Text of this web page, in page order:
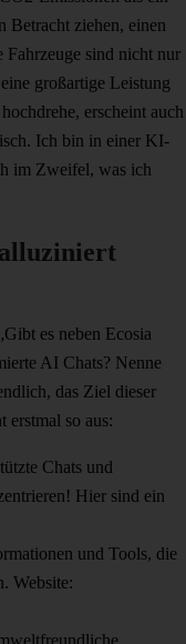
Betracht ziehen, einen
sind nicht nur
großartige Leistung
erscheint auch
Ich bin in einer KI-
im Zweifel, was ich
es neben Ecosia
AI Chats? Nenne
das Ziel dieser
erstmal so aus:
Chats und
Hier sind ein
und Tools, die
Website: